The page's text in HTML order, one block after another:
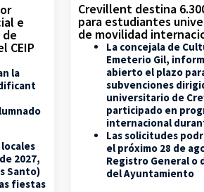
e
CEIP
la
2027,
Santo)
fiestas
Crevillent destina
para estudiantes
de movilidad
La concejala de
Emeterio Gil,
abierto el plazo
subvenciones
universitario de
participado en
internacional
Las solicitudes
el próximo 28 de
Registro General o
del Ayuntamiento